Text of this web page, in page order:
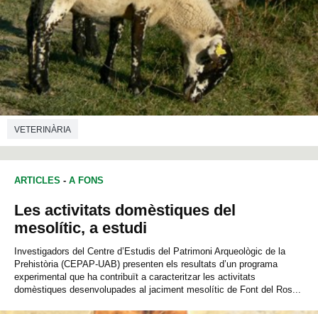
VETERINÀRIA
ARTICLES - A FONS
Les activitats domèstiques del
mesolític, a estudi
Investigadors del Centre d’Estudis del Patrimoni Arqueològic de la
Prehistòria (CEPAP-UAB) presenten els resultats d’un programa
experimental que ha contribuït a caracteritzar les activitats
domèstiques desenvolupades al jaciment mesolític de Font del Ros...